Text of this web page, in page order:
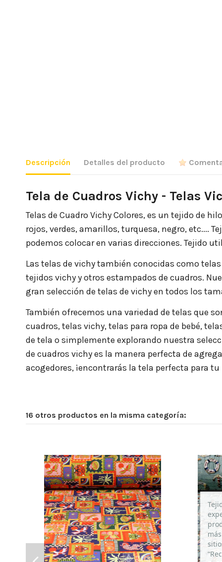
Descripción Detalles del producto
Tela de Cuadros Vichy - Telas
Telas de Cuadro Vichy Colores, es un tejido de
rojos, verdes, amarillos, turquesa, negro, etc....
podemos colocar en varias direcciones. Tejido
Las telas de vichy también conocidas como
tejidos vichy y otros estampados de cuadros.
gran selección de telas de vichy en todos los
También ofrecemos una variedad de telas que
cuadros, telas vichy, telas para ropa de bebé,
de tela o simplemente explorando nuestra
de cuadros vichy es la manera perfecta de
acogedores, ¡encontrarás la tela perfecta para
MARIA DEL ROCIO Gen06/07/2026 Telas de Cuadro Vichy Colores
Compra Verificada
repito y repito y repito.... esta genial y la
(5/5) TELA DE CALIDAD
16 otros productos en la misma categoría: